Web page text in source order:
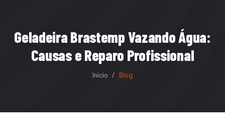
Geladeira Brastemp Vazando Água:
Causas e Reparo Profissional
Início / Blog